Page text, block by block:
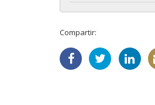
Compartir: